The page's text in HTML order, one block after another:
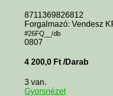
8711369826812
Forgalmazó: Vendesz
#26FQ__/db
0807
4 200,0 Ft /Darab
3 van.
Gyorsnézet